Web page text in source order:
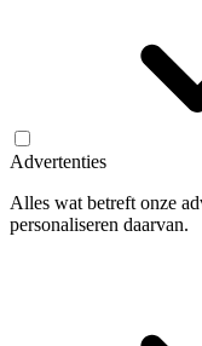
Advertenties
Alles wat betreft onze
personaliseren daarvan.